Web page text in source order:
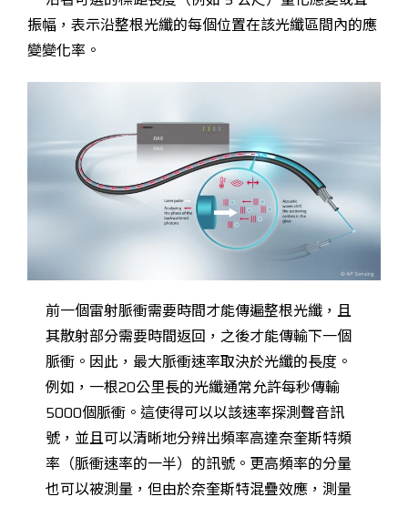
振幅，表示沿整根光纖的每個位置在該光纖區間內的應
變變化率。
前一個雷射脈衝需要時間才能傳遍整根光纖，且
其散射部分需要時間返回，之後才能傳輸下一個
脈衝。因此，最大脈衝速率取決於光纖的長度。
例如，一根20公里長的光纖通常允許每秒傳輸
5000個脈衝。這使得可以以該速率探測聲音訊
號，並且可以清晰地分辨出頻率高達奈奎斯特頻
率（脈衝速率的一半）的訊號。更高頻率的分量
也可以被測量，但由於奈奎斯特混疊效應，測量